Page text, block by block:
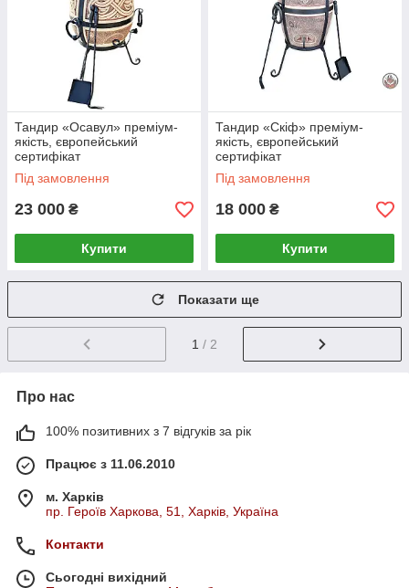
Тандир «Осавул» преміум-
якість, європейський
сертифікат
Під замовлення
23 000 ₴
Купити
Тандир «Скіф» преміум-
якість, європейський
сертифікат
Під замовлення
18 000 ₴
Купити
Показати ще
1 / 2
Про нас
100% позитивних з 7 відгуків за рік
Працює з 11.06.2010
м. Харків
пр. Героїв Харкова, 51, Харків, Україна
Контакти
Сьогодні вихідний